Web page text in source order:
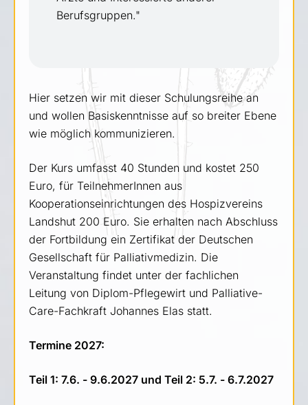
Berufsgruppen."
Hier setzen wir mit dieser Schulungsreihe an
und wollen Basiskenntnisse auf so breiter Ebene
wie möglich kommunizieren.
Der Kurs umfasst 40 Stunden und kostet 250
Euro, für TeilnehmerInnen aus
Kooperationseinrichtungen des Hospizvereins
Landshut 200 Euro. Sie erhalten nach Abschluss
der Fortbildung ein Zertifikat der Deutschen
Gesellschaft für Palliativmedizin. Die
Veranstaltung findet unter der fachlichen
Leitung von Diplom-Pflegewirt und Palliative-
Care-Fachkraft Johannes Elas statt.
Termine 2027:
Teil 1: 7.6. - 9.6.2027 und Teil 2: 5.7. - 6.7.2027